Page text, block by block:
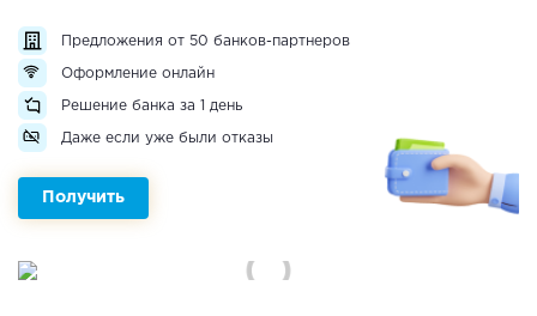
Предложения от 50 банков-партнеров
Оформление онлайн
Решение банка за 1 день
Даже если уже были отказы
Получить